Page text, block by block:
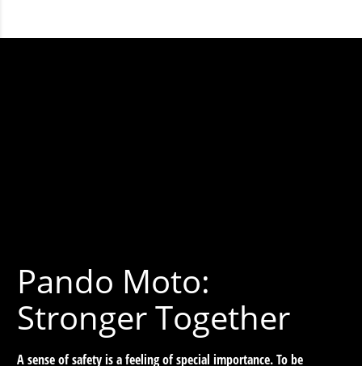
Pando Moto:
Stronger Together
A sense of safety is a feeling of special importance. To be